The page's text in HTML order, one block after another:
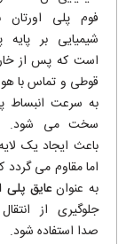
فوم پلی اورتان
شیمیایی بر پایه
است که پس از
قوطی و تماس با
به سرعت انبساط
سخت می ‌شود.
باعث ایجاد یک
اما مقاوم می‌ گردد
به عنوانعایق پلی
جلوگیری از
صدا استفاده شود.